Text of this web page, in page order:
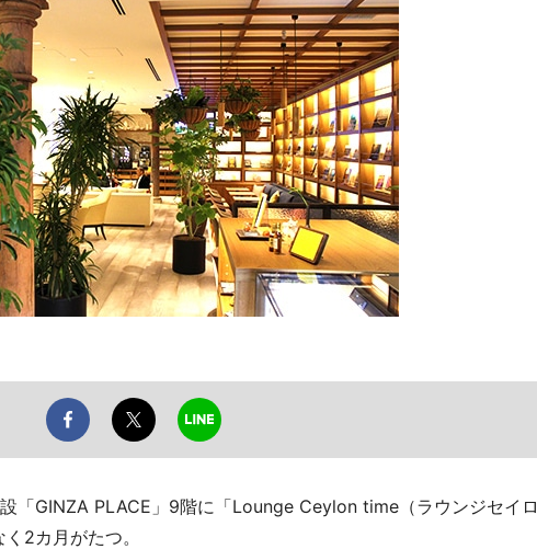
「GINZA PLACE」9階に「Lounge Ceylon time（ラウンジセイロ
2カ月がたつ。